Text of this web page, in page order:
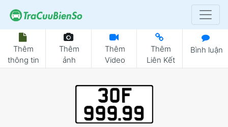
Thêm
thông tin
Thêm
ảnh
Thêm
Video
Thêm
Liên Kết
Bình luận